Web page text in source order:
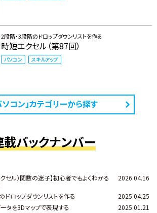
2段階・3段階のドロップダウンリストを作る
時短エクセル（第87回）
パソコン スキルアップ
ソコン」カテゴリーから探す
載バックナンバー
クセル）関数の迷子】初心者でもよくわかる
2026.04.16
ドロップダウンリストを作る
2025.04.25
タを3Dマップで表現する
2025.01.21